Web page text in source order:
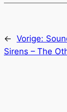
← Vorige:
Sirens – The